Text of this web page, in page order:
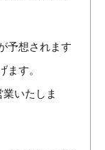
予想されます
ます。
いたしま